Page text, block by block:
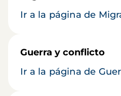
Ir a la página de
Guerra y conflicto
Ir a la página de